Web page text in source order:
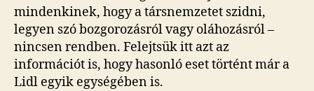
mindenkinek, hogy a társnemzetet szidni,
legyen szó bozgorozásról vagy oláhozásról –
nincsen rendben. Felejtsük itt azt az
információt is, hogy hasonló eset történt már a
Lidl egyik egységében is.